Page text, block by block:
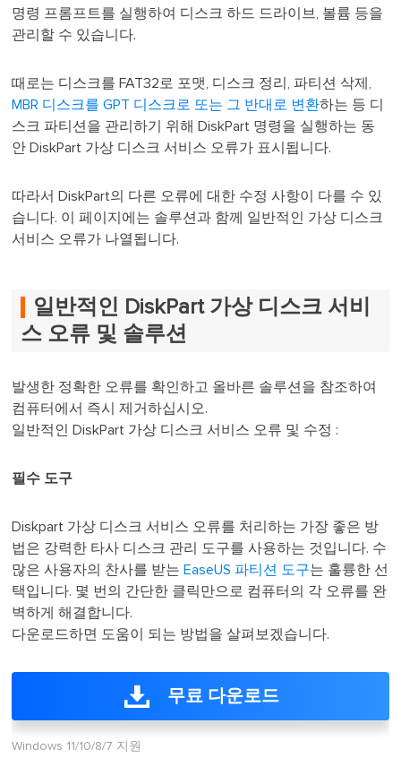
명령 프롬프트를 실행하여 디스크 하드 드라이브, 볼륨 등을
관리할 수 ​​있습니다.
때로는 디스크를 FAT32로 포맷, 디스크 정리, 파티션 삭제,
MBR 디스크를 GPT 디스크로 또는 그 반대로 변환하는 등 디
스크 파티션을 관리하기 위해 DiskPart 명령을 실행하는 동
안 DiskPart 가상 디스크 서비스 오류가 표시됩니다.
따라서 DiskPart의 다른 오류에 대한 수정 사항이 다를 수 있
습니다. 이 페이지에는 솔루션과 함께 일반적인 가상 디스크
서비스 오류가 나열됩니다.
일반적인 DiskPart 가상 디스크 서비
스 오류 및 솔루션
발생한 정확한 오류를 확인하고 올바른 솔루션을 참조하여
컴퓨터에서 즉시 제거하십시오.
일반적인 DiskPart 가상 디스크 서비스 오류 및 수정 :
필수 도구
Diskpart 가상 디스크 서비스 오류를 처리하는 가장 좋은 방
법은 강력한 타사 디스크 관리 도구를 사용하는 것입니다. 수
많은 사용자의 찬사를 받는 EaseUS 파티션 도구는 훌륭한 선
택입니다. 몇 번의 간단한 클릭만으로 컴퓨터의 각 오류를 완
벽하게 해결합니다.
다운로드하면 도움이 되는 방법을 살펴보겠습니다.
무료 다운로드
Windows 11/10/8/7 지원